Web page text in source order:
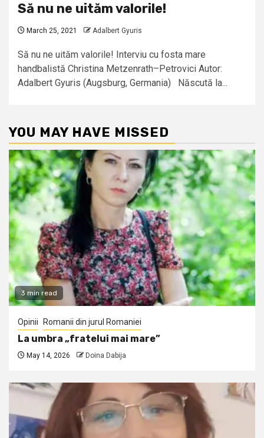
Să nu ne uităm valorile!
March 25, 2021 Adalbert Gyuris
Să nu ne uităm valorile! Interviu cu fosta mare
handbalistă Christina Metzenrath–Petrovici Autor:
Adalbert Gyuris (Augsburg, Germania) Născută la...
YOU MAY HAVE MISSED
3 min read
Opinii Romanii din jurul Romaniei
La umbra „fratelui mai mare”
May 14, 2026 Doina Dabija